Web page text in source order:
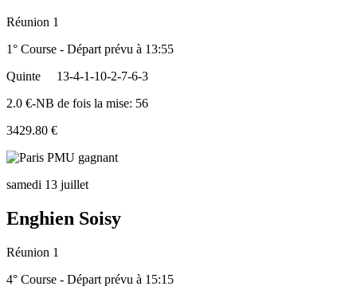
Réunion 1
1° Course - Départ prévu à 13:55
Quinte
13-4-1-10-2-7-6-3
2.0 €-NB de fois la mise: 56
3429.80 €
samedi 13 juillet
Enghien Soisy
Réunion 1
4° Course - Départ prévu à 15:15